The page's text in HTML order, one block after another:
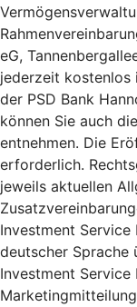
eG,
jederzeit kostenlos
der PSD Bank
können Sie auch
entnehmen. Die
erforderlich.
jeweils aktuellen
Investment Service
deutscher Sprache
Investment Service